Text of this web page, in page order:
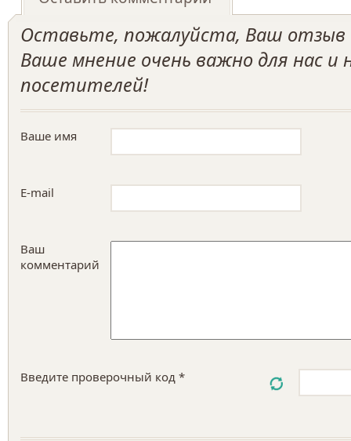
Оставьте, пожалуйста, Ваш отзыв
Ваше мнение очень важно для нас и
посетителей!
Ваше имя
E-mail
Ваш
комментарий
Введите проверочный код *